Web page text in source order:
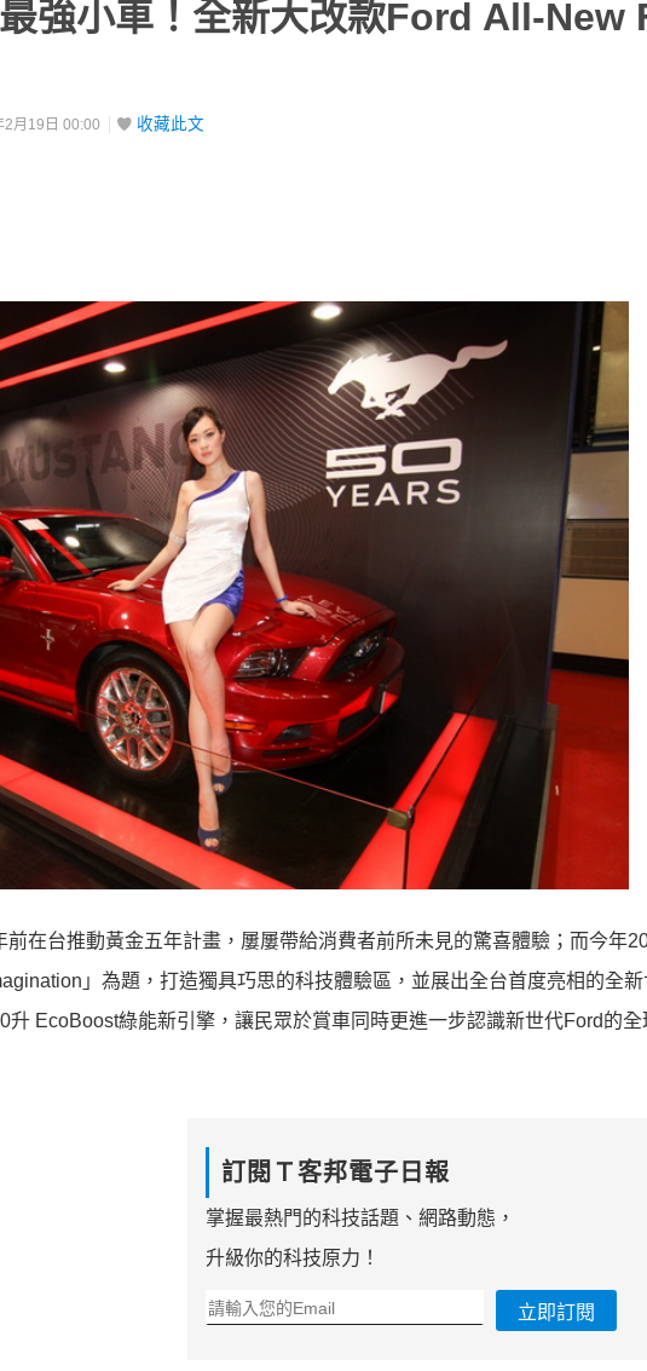
最強小車！全新大改款Ford All-New
2月19日 00:00 收藏此文
在台推動黃金五年計畫，屢屢帶給消費者前所未見的驚喜體驗；而今年
」為題，打造獨具巧思的科技體驗區，並展出全台首度亮相的全新
EcoBoost綠能新引擎，讓民眾於賞車同時更進一步認識新世代Ford的全
訂閱Ｔ客邦電子日報
掌握最熱門的科技話題、網路動態，
升級你的科技原力！
立即訂閱